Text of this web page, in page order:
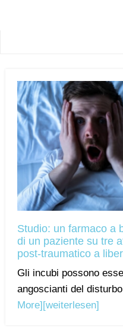
Studio: un farmaco a
di un paziente su tre
post-traumatico a
Gli incubi possono
angoscianti del
More] [weiterlesen]